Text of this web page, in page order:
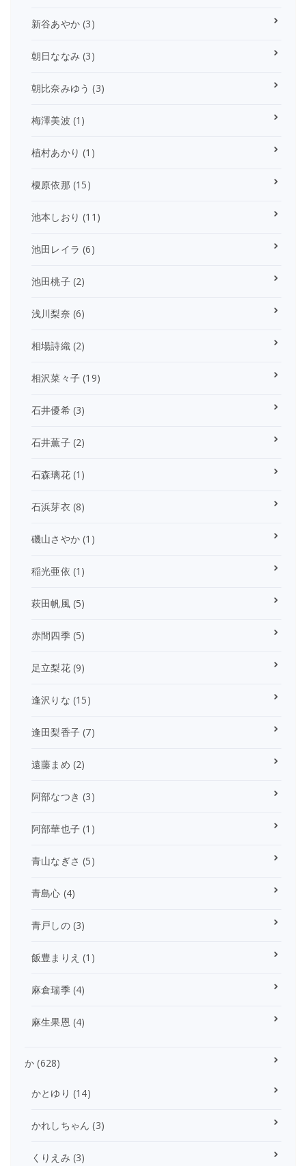
新谷あやか (3)
朝日ななみ (3)
朝比奈みゆう (3)
梅澤美波 (1)
植村あかり (1)
榎原依那 (15)
池本しおり (11)
池田レイラ (6)
池田桃子(2)
浅川梨奈 (6)
相場詩織(2)
相沢菜々子 (19)
石井優希(3)
石井薫子(2)
石森璃花(1)
石浜芽衣 (8)
磯山さやか (1)
稲光亜依 (1)
萩田帆風(5)
赤間四季(5)
足立梨花(9)
逢沢りな (15)
逢田梨香子 (7)
遠藤まめ (2)
阿部なつき (3)
阿部華也子 (1)
青山なぎさ (5)
青島心 (4)
青戸しの(3)
飯豊まりえ (1)
麻倉瑞季(4)
麻生果恩 (4)
か (628)
かとゆり (14)
かれしちゃん (3)
くりえみ (3)